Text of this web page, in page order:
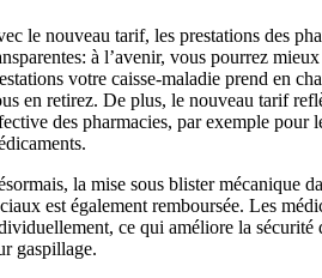
le nouveau tarif, les prestations des
à l’avenir, vous pourrez
votre caisse-maladie prend en
en retirez. De plus, le nouveau tarif
des pharmacies, par exemple pour
la mise sous blister mécanique
est également remboursée. Les
ce qui améliore la sécurité
gaspillage.